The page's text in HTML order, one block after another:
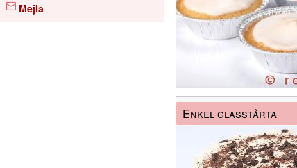
Mejla
Enkel glasstårta